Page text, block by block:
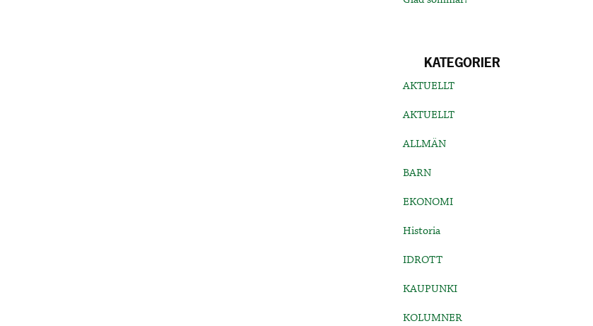
KATEGORIER
AKTUELLT
AKTUELLT
ALLMÄN
BARN
EKONOMI
Historia
IDROTT
KAUPUNKI
KOLUMNER